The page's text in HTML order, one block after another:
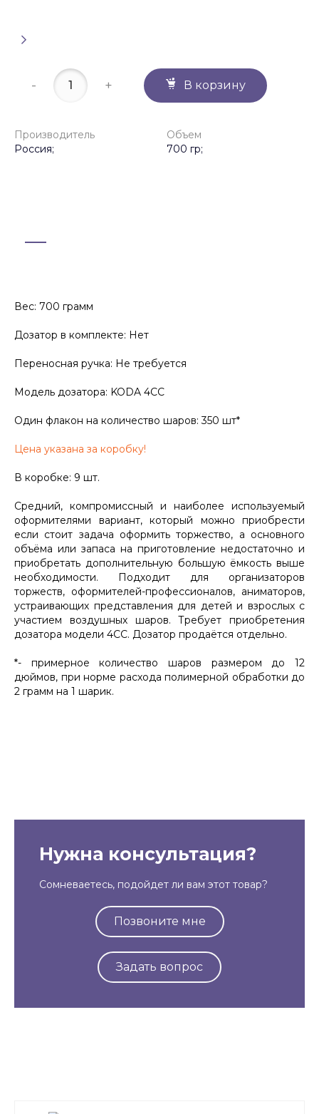
- + В корзину
Производитель
Россия;
Объем
700 гр;
Вес: 700 грамм
Дозатор в комплекте: Нет
Переносная ручка: Не требуется
Модель дозатора: KODA 4СС
Один флакон на количество шаров: 350 шт*
Цена указана за коробку!
В коробке: 9 шт.
Средний, компромиссный и наиболее используемый
оформителями вариант, который можно приобрести
если стоит задача оформить торжество, а основного
объёма или запаса на приготовление недостаточно и
приобретать дополнительную большую ёмкость выше
необходимости. Подходит для организаторов
торжеств, оформителей-профессионалов, аниматоров,
устраивающих представления для детей и взрослых с
участием воздушных шаров. Требует приобретения
дозатора модели 4СС. Дозатор продаётся отдельно.
*- примерное количество шаров размером до 12
дюймов, при норме расхода полимерной обработки до
2 грамм на 1 шарик.
Нужна консультация?
Сомневаетесь, подойдет ли вам этот товар?
Позвоните мне
Задать вопрос